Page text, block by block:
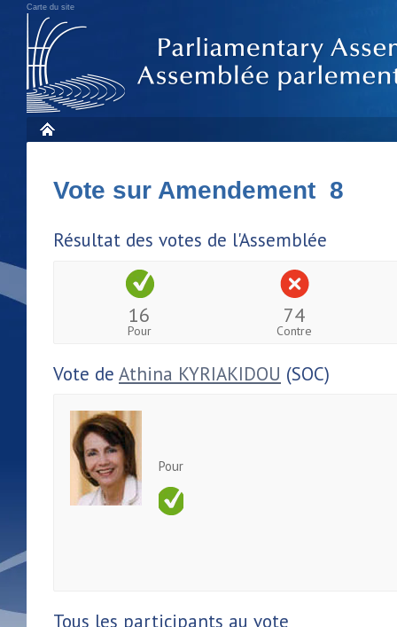
Carte du site
Vote sur Amendement 8
Résultat des votes de l'Assemblée
16
Pour
74
Contre
Vote de Athina KYRIAKIDOU (SOC)
Pour
Tous les participants au vote